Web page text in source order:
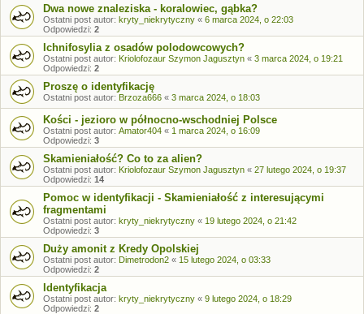
Dwa nowe znaleziska - koralowiec, gąbka?
Ostatni post autor: kryty_niekrytyczny « 6 marca 2024, o 22:03
Odpowiedzi: 2
Ichnifosylia z osadów polodowcowych?
Ostatni post autor: Kriolofozaur Szymon Jagusztyn « 3 marca 2024, o 19:21
Odpowiedzi: 2
Proszę o identyfikację
Ostatni post autor: Brzoza666 « 3 marca 2024, o 18:03
Kości - jezioro w północno-wschodniej Polsce
Ostatni post autor: Amator404 « 1 marca 2024, o 16:09
Odpowiedzi: 3
Skamieniałość? Co to za alien?
Ostatni post autor: Kriolofozaur Szymon Jagusztyn « 27 lutego 2024, o 19:37
Odpowiedzi: 14
Pomoc w identyfikacji - Skamieniałość z interesującymi
fragmentami
Ostatni post autor: kryty_niekrytyczny « 19 lutego 2024, o 21:42
Odpowiedzi: 3
Duży amonit z Kredy Opolskiej
Ostatni post autor: Dimetrodon2 « 15 lutego 2024, o 03:33
Odpowiedzi: 2
Identyfikacja
Ostatni post autor: kryty_niekrytyczny « 9 lutego 2024, o 18:29
Odpowiedzi: 2